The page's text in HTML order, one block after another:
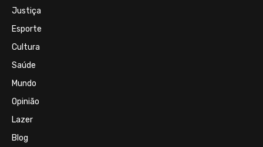
Justiça
Esporte
Cultura
Saúde
Mundo
Opinião
Lazer
Blog